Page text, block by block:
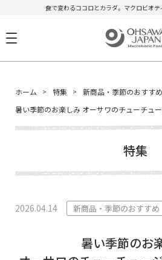
食で変わるココロとカラダ。マクロビオテ
ホーム 特集
新商品・季節のおすすめ
暑い季節のお楽しみ オーサワのチューチュ
特集
2026.04.14 新商品・季節のおすすめ
暑い季節のお